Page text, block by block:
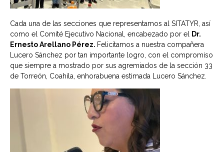
Cada una de las secciones que representamos al SITATYR, así
como el Comité Ejecutivo Nacional, encabezado por el
Dr.
Ernesto Arellano Pérez. Felicitamos a nuestra compañera
Lucero Sánchez por tan importante logro, con el compromiso
que siempre a mostrado por sus agremiados de la sección 33
de Torreón, Coahila, enhorabuena estimada Lucero Sánchez.